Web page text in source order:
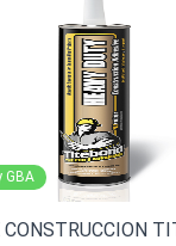
GBA